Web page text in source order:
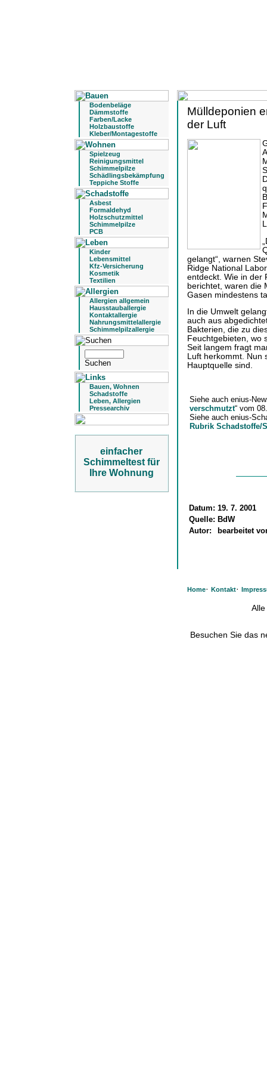
Bodenbeläge
Dämmstoffe
Farben/Lacke
Holzbaustoffe
Kleber/Montagestoffe
Spielzeug
Reinigungsmittel
Schimmelpilze
Schädlingsbekämpfung
Teppiche Stoffe
Asbest
Formaldehyd
Holzschutzmittel
Schimmelpilze
PCB
Kinder
Lebensmittel
Kfz-Versicherung
Kosmetik
Textilien
Allergien allgemein
Hausstauballergie
Kontaktallergie
Nahrungsmittelallergie
Schimmelpilzallergie
Bauen, Wohnen
Schadstoffe
Leben, Allergien
Pressearchiv
einfacher
Schimmeltest für
Ihre Wohnung
Mülldeponien
der Luft
gelangt“, warnen
Ridge National
entdeckt. Wie in der
berichtet, waren die
Gasen mindestens
In die Umwelt
auch aus
Bakterien, die zu
Feuchtgebieten, wo
Seit langem fragt
Luft herkommt.
Hauptquelle sind.
Siehe auch enius-
verschmutzt“ vom
Siehe auch enius-
Rubrik Schadstoffe/
Datum: 19. 7. 2001
Quelle: BdW
Autor:
bearbeitet
Home· Kontakt·
Besuchen Sie das